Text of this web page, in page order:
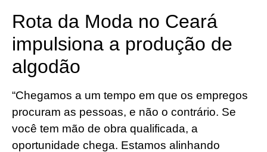
Rota da Moda no Ceará
impulsiona a produção de
algodão
“Chegamos a um tempo em que os empregos
procuram as pessoas, e não o contrário. Se
você tem mão de obra qualificada, a
oportunidade chega. Estamos alinhando